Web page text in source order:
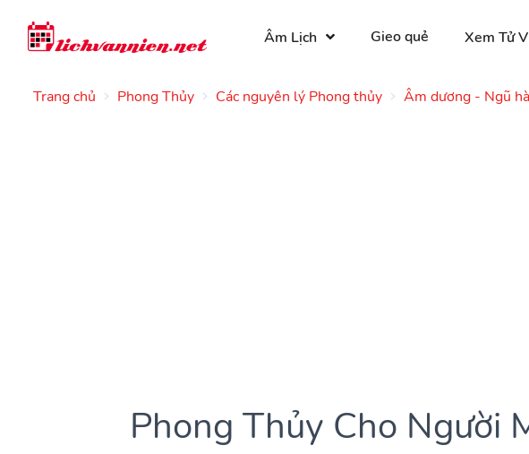
Âm Lịch Gieo quẻ Xem Tử
Trang chủ Phong Thủy Các nguyên lý Phong thủy Âm dương - Ngũ
Phong Thủy Cho Người